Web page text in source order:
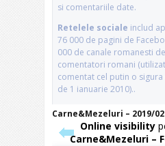
Carne&Mezeluri – 2019/02